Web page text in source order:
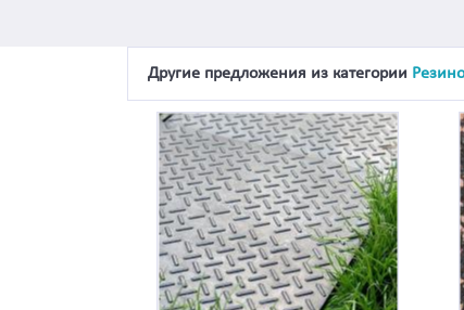
Другие предложения из категории